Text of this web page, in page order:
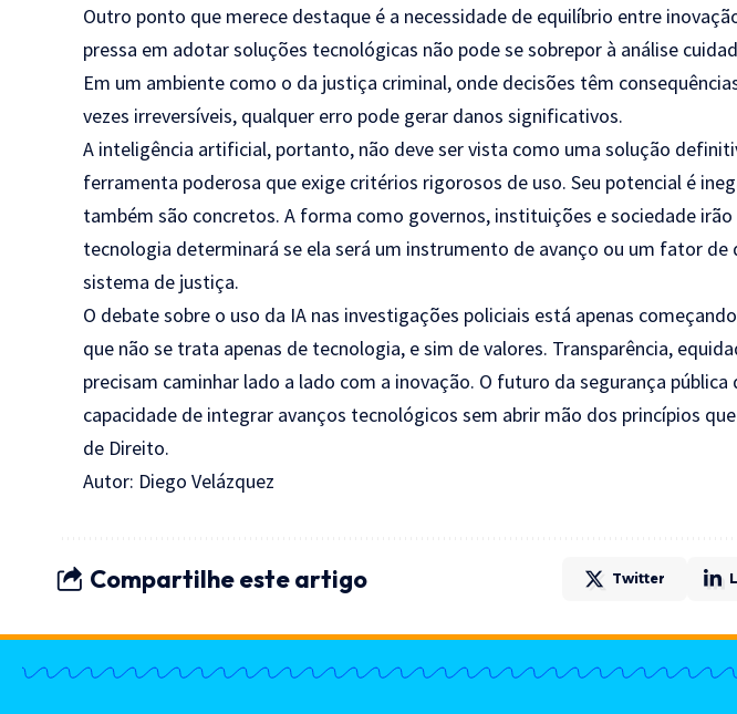
Outro ponto que merece destaque é a necessidade de equilíbrio entre
pressa em adotar soluções tecnológicas não pode se sobrepor à análise
Em um ambiente como o da justiça criminal, onde decisões têm
vezes irreversíveis, qualquer erro pode gerar danos significativos.
A inteligência artificial, portanto, não deve ser vista como uma solução
ferramenta poderosa que exige critérios rigorosos de uso. Seu potencial é
também são concretos. A forma como governos, instituições e sociedade irão
tecnologia determinará se ela será um instrumento de avanço ou um fator de
sistema de justiça.
O debate sobre o uso da IA nas investigações policiais está apenas
que não se trata apenas de tecnologia, e sim de valores. Transparência,
precisam caminhar lado a lado com a inovação. O futuro da segurança pública
capacidade de integrar avanços tecnológicos sem abrir mão dos princípios
de Direito.
Autor: Diego Velázquez
Compartilhe este artigo Twitter